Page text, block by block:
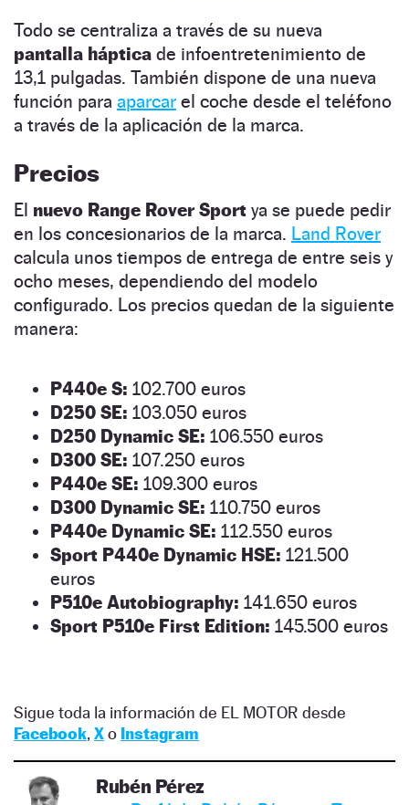
Todo se centraliza a través de su nueva
pantalla háptica de infoentretenimiento de
13,1 pulgadas. También dispone de una nueva
función para aparcar el coche desde el teléfono
a través de la aplicación de la marca.
Precios
El nuevo Range Rover Sport ya se puede pedir
en los concesionarios de la marca. Land Rover
calcula unos tiempos de entrega de entre seis y
ocho meses, dependiendo del modelo
configurado. Los precios quedan de la siguiente
manera:
P440e S: 102.700 euros
D250 SE: 103.050 euros
D250 Dynamic SE: 106.550 euros
D300 SE: 107.250 euros
P440e SE: 109.300 euros
D300 Dynamic SE: 110.750 euros
P440e Dynamic SE: 112.550 euros
Sport P440e Dynamic HSE: 121.500
euros
P510e Autobiography: 141.650 euros
Sport P510e First Edition: 145.500 euros
Sigue toda la información de EL MOTOR desde
Facebook, Xo Instagram
Rubén Pérez